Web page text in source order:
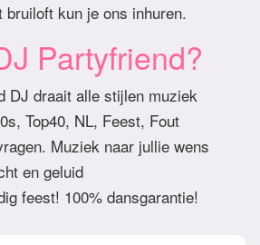
kun je ons inhuren.
Partyfriend?
DJ draait alle stijlen muziek
Top40, NL, Feest, Fout
Muziek naar jullie wens
en geluid
feest! 100% dansgarantie!